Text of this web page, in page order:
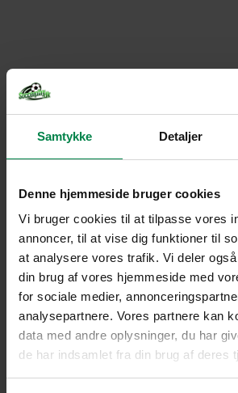
Samtykke Detaljer
Denne hjemmeside bruger cookies
Vi bruger cookies til at tilpasse vores
annoncer, til at vise dig funktioner til
at analysere vores trafik. Vi deler
din brug af vores hjemmeside med
for sociale medier,
analysepartnere. Vores partnere kan
data med andre oplysninger, du har
de har indsamlet fra din brug af deres